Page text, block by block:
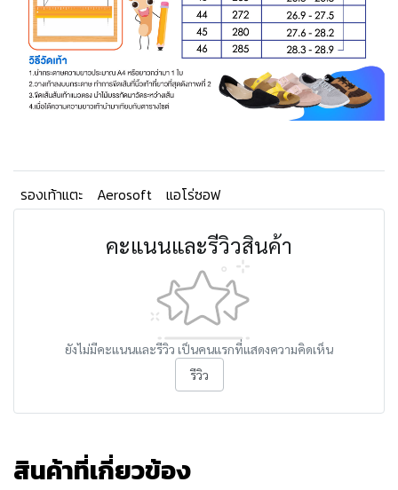
รองเท้าแตะ Aerosoft แอโร่ซอฟ
คะแนนและรีวิวสินค้า
ยังไม่มีคะแนนและรีวิว เป็นคนแรกที่แสดงความคิดเห็น
รีวิว
สินค้าที่เกี่ยวข้อง